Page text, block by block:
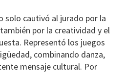
solo cautivó al jurado por la
por la creatividad y el
Representó los juegos
combinando danza,
mensaje cultural. Por